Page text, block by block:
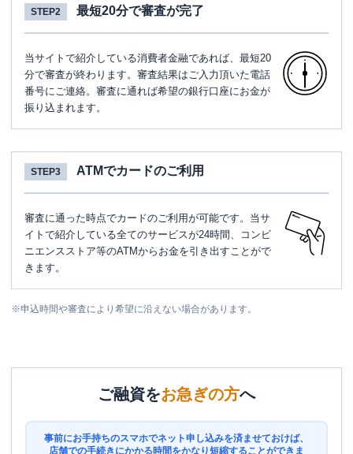
STEP2 最短20分で審査が完了
当サイトで紹介している消費者金融であれば、最短20
分で審査が終わります。審査結果はご入力頂いた電話
番号にご連絡。審査に通れば希望の銀行口座にお金が
振り込まれます。
STEP3 ATMでカードのご利用
審査に通った時点でカードのご利用が可能です。当サ
イトで紹介している全てのサービスが24時間、コンビ
ニエンスストア等のATMからお金を引き出すことがで
きます。
※申込時間や審査により希望に沿えない場合があります。
ご融資をお急ぎの方へ
事前にお手持ちのスマホでネット申し込みを済ませておけば、
店舗での手続きにかかる時間をかなり短縮することができま